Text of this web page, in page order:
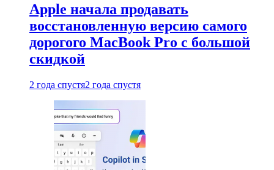
Apple начала продавать
восстановленную версию самого
дорогого MacBook Pro с большой
скидкой
2 года спустя2 года спустя